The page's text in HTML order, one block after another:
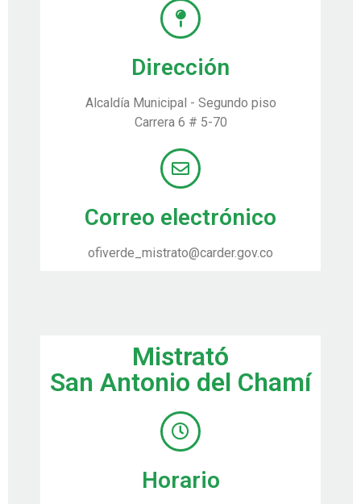
Dirección
Alcaldía Municipal - Segundo piso
Carrera 6 # 5-70
Correo electrónico
ofiverde_mistrato@carder.gov.co
Mistrató
San Antonio del Chamí
Horario